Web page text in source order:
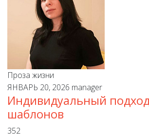
Проза жизни
ЯНВАРЬ 20, 2026 manager
Индивидуальный
шаблонов
352